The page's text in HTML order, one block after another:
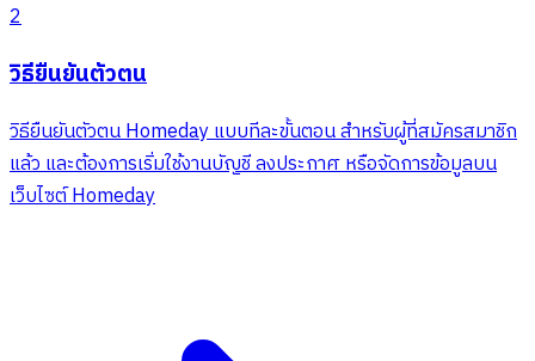
2
วิธียืนยันตัวตน
วิธียืนยันตัวตน Homeday แบบทีละขั้นตอน สำหรับผู้ที่สมัครสมาชิก
แล้ว และต้องการเริ่มใช้งานบัญชี ลงประกาศ หรือจัดการข้อมูลบน
เว็บไซต์ Homeday